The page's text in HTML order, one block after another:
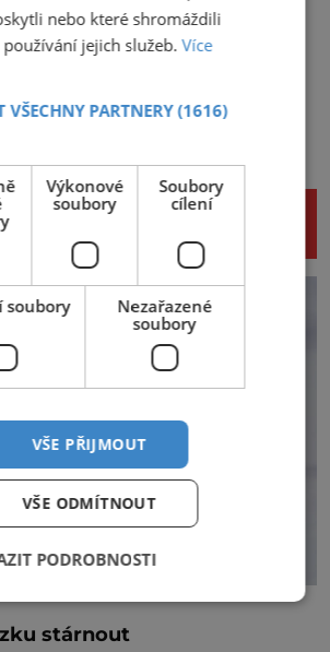
SI UJÍT DALŠÍ ZAJÍMAVÉ
ČLÁNKY
stárnout
nebo které shromáždili
používání jejich služeb.Více
VŠECHNY PARTNERY(1616)
Výkonové
soubory
Soubory
cílení
soubory
Nezařazené
soubory
VŠE PŘIJMOUT
VŠE ODMÍTNOUT
PODROBNOSTI